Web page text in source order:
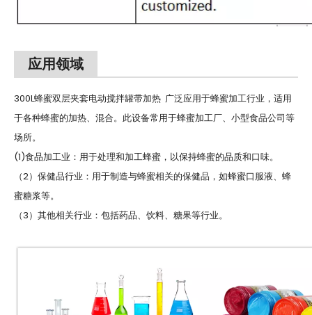
应用领域
300L蜂蜜双层夹套电动搅拌罐带加热 广泛应用于蜂蜜加工行业，适用
于各种蜂蜜的加热、混合。此设备常用于蜂蜜加工厂、小型食品公司等
场所。
(1)食品加工业：用于处理和加工蜂蜜，以保持蜂蜜的品质和口味。
（2）保健品行业：用于制造与蜂蜜相关的保健品，如蜂蜜口服液、蜂
蜜糖浆等。
（3）其他相关行业：包括药品、饮料、糖果等行业。